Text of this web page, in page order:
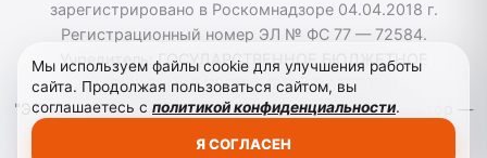
зарегистрировано в Роскомнадзоре 04.04.2018 г.
Регистрационный номер ЭЛ № ФС 77 — 72584.
Учредитель: ГОСУДАРСТВЕННОЕ БЮДЖЕТНОЕ
УЧРЕЖДЕНИЕ РЕСПУБЛИКИ ДАГЕСТАН
"ЭТНОМЕДИАХОЛДИНГ "ДАГЕСТАН". Главный редактор —
Мы используем файлы cookie для улучшения работы
сайта. Продолжая пользоваться сайтом, вы
соглашаетесь с политикой конфиденциальности.
Я СОГЛАСЕН